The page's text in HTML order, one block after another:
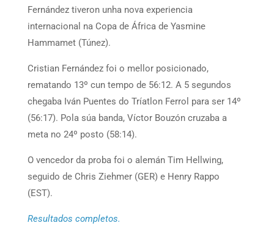
Fernández tiveron unha nova experiencia
internacional na Copa de África de Yasmine
Hammamet (Túnez).
Cristian Fernández foi o mellor posicionado,
rematando 13º cun tempo de 56:12. A 5 segundos
chegaba Iván Puentes do Tríatlon Ferrol para ser 14º
(56:17). Pola súa banda, Víctor Bouzón cruzaba a
meta no 24º posto (58:14).
O vencedor da proba foi o alemán Tim Hellwing,
seguido de Chris Ziehmer (GER) e Henry Rappo
(EST).
Resultados completos.